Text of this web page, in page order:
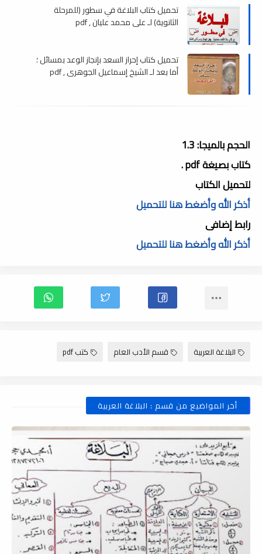
تحميل كتاب البلاغة في سطور (للمرحلة
الثانوية) لـ علي محمد عليان , pdf
تحميل كتاب إحراز السعد بإنجاز الوعد بمسائل ؛
أما بعد لـ الشيخ إسماعيل الجوهري , pdf
الحجم بالميجا: 1.3
كتاب بصيغة pdf .
لتحميل الكتاب
أذكر الله وأضغط هنا للتحميل
رابط إضافى
أذكر الله وأضغط هنا للتحميل
البلاغة العربية قسم الأدب العام كتب pdf
أخر المواضيع من قسم : البلاغة العربية